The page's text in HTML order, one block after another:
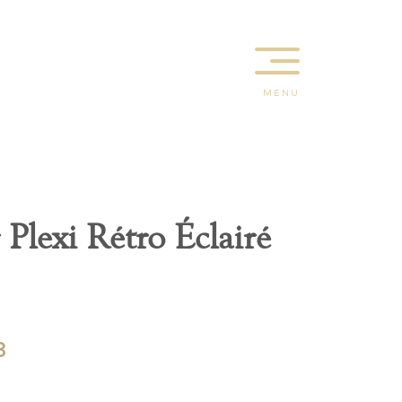
MENU
Rétro Éclairé